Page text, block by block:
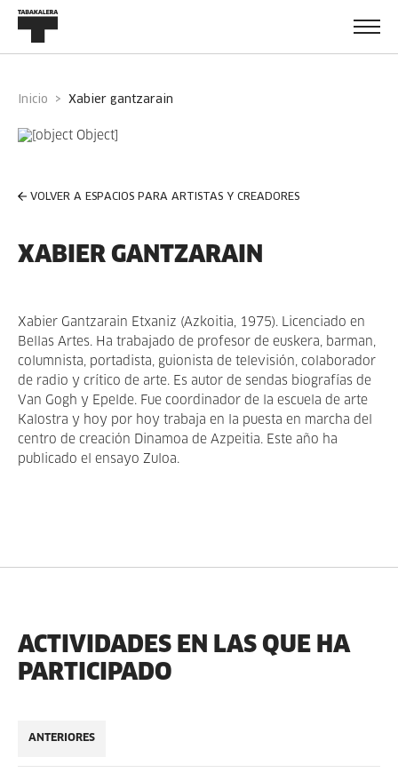
Inicio xabier gantzarain
VOLVER A ESPACIOS PARA ARTISTAS Y CREADORES
XABIER GANTZARAIN
Xabier Gantzarain Etxaniz (Azkoitia, 1975). Licenciado en
Bellas Artes. Ha trabajado de profesor de euskera, barman,
columnista, portadista, guionista de televisión, colaborador
de radio y crítico de arte. Es autor de sendas biografías de
Van Gogh y Epelde. Fue coordinador de la escuela de arte
Kalostra y hoy por hoy trabaja en la puesta en marcha del
centro de creación Dinamoa de Azpeitia. Este año ha
publicado el ensayo Zuloa.
ACTIVIDADES EN LAS QUE HA
PARTICIPADO
ANTERIORES